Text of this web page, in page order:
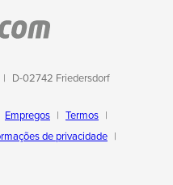
D-02742 Friedersdorf
Empregos
Termos
de privacidade